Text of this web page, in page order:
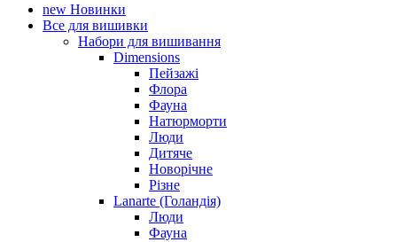
new Новинки
Все для вишивки
Набори для вишивання
Dimensions
Пейзажі
Флора
Фауна
Натюрморти
Люди
Дитяче
Новорічне
Різне
Lanarte (Голандія)
Люди
Фауна